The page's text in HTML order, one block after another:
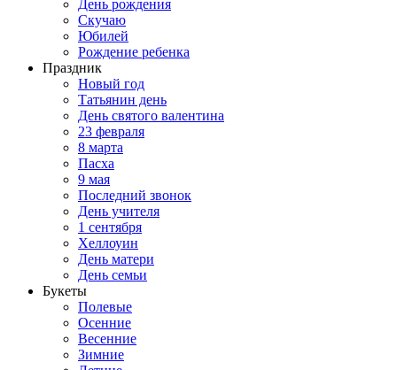
День рождения
Скучаю
Юбилей
Рождение ребенка
Праздник
Новый год
Татьянин день
День святого валентина
23 февраля
8 марта
Пасха
9 мая
Последний звонок
День учителя
1 сентября
Хеллоуин
День матери
День семьи
Букеты
Полевые
Осенние
Весенние
Зимние